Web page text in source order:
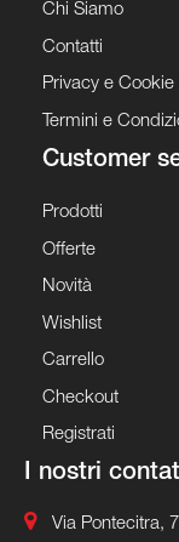
Chi Siamo
Contatti
Privacy e Cookie
Termini e
Customer
Prodotti
Offerte
Novità
Wishlist
Carrello
Checkout
Registrati
I nostri
Via Pontecitra,